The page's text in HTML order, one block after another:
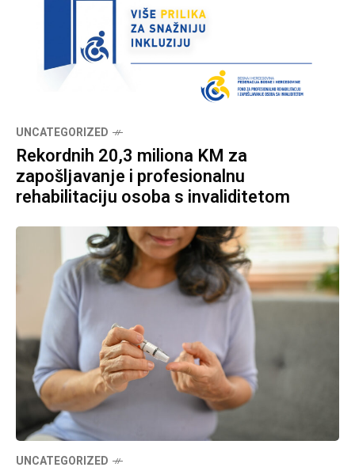
UNCATEGORIZED
Rekordnih 20,3 miliona KM za
zapošljavanje i profesionalnu
rehabilitaciju osoba s invaliditetom
UNCATEGORIZED